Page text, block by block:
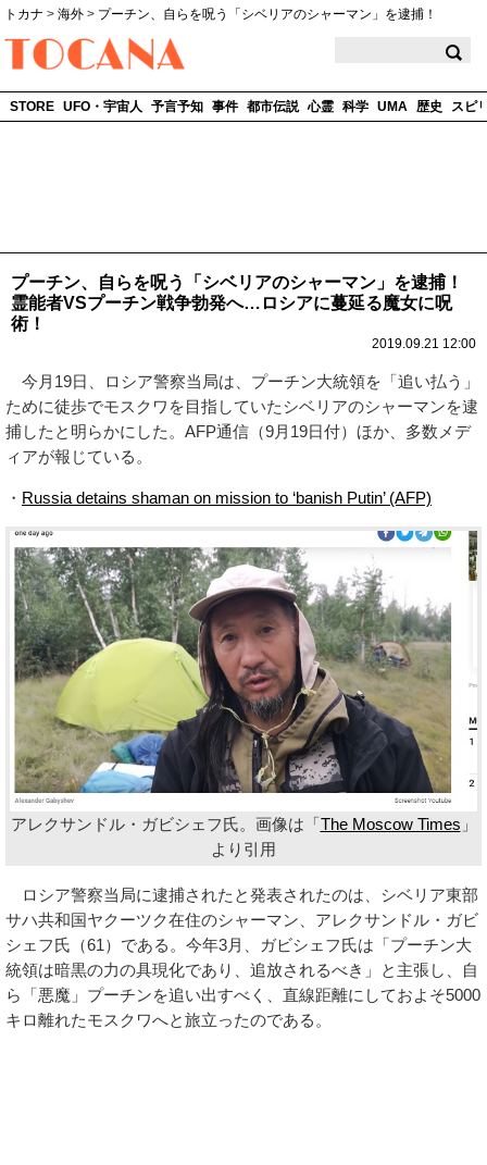
トカナ > 海外 > プーチン、自らを呪う「シベリアのシャーマン」を逮捕！
STORE UFO・宇宙人 予言予知 事件 都市伝説 心霊 科学 UMA 歴史 スピ
プーチン、自らを呪う「シベリアのシャーマン」を逮捕！
霊能者VSプーチン戦争勃発へ…ロシアに蔓延る魔女に呪
術！
2019.09.21 12:00
今月19日、ロシア警察当局は、プーチン大統領を「追い払う」
ために徒歩でモスクワを目指していたシベリアのシャーマンを逮
捕したと明らかにした。AFP通信（9月19日付）ほか、多数メデ
ィアが報じている。
・ Russia detains shaman on mission to ‘banish Putin’ (AFP)
アレクサンドル・ガビシェフ氏。画像は「The Moscow Times 」
より引用
ロシア警察当局に逮捕されたと発表されたのは、シベリア東部
サハ共和国ヤクーツク在住のシャーマン、アレクサンドル・ガビ
シェフ氏（61）である。今年3月、ガビシェフ氏は「プーチン大
統領は暗黒の力の具現化であり、追放されるべき」と主張し、自
ら「悪魔」プーチンを追い出すべく、直線距離にしておよそ5000
キロ離れたモスクワへと旅立ったのである。